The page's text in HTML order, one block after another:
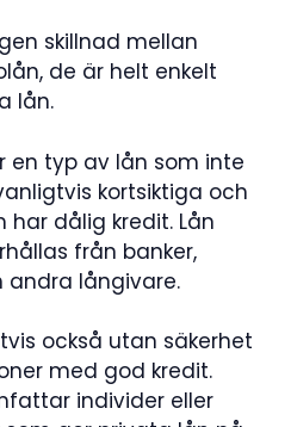
skillnad mellan
de är helt enkelt
lån.
en typ av lån som inte
kortsiktiga och
har dålig kredit. Lån
från banker,
andra långivare.
också utan säkerhet
med god kredit.
individer eller